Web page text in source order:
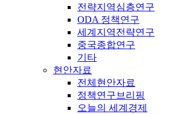
전략지역심층연구
ODA 정책연구
세계지역전략연구
중국종합연구
기타
현안자료
전체현안자료
정책연구브리핑
오늘의 세계경제